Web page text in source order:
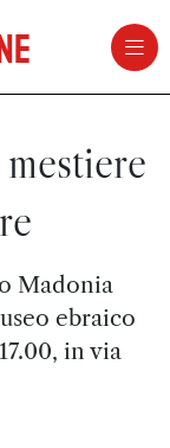
Madonia
ebraico
in via